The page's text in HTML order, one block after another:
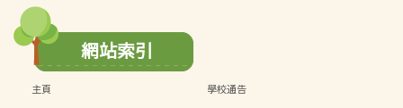
網站索引
主頁
學校通告